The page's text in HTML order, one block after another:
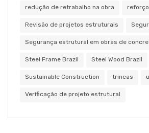
redução de retrabalho na obra
Revisão de projetos estruturais
Segurança estrutural em obras de
Steel Frame Brazil Steel Wood Brazil
Sustainable Construction trincas
Verificação de projeto estrutural